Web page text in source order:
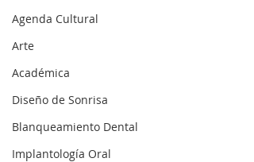
Agenda Cultural
Arte
Académica
Diseño de Sonrisa
Blanqueamiento Dental
Implantología Oral